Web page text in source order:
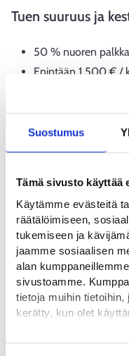
Suostumus
Tämä sivusto käyttää
Käytämme evästeitä
räätälöimiseen,
tukemiseen ja
jaamme sosiaalisen
alan
sivustoamme.
tietoja muihin tietoihin,
kerätty, kun olet
Löydät tietoa
Tuen suuruus ja
50 % nuoren
Enintään 1 500 € /
Tukea voidaan
määräaikaiseen
kuukaudeksi
Työsuhde voi olla
Kuka tukea voi
Tukea voidaan
työnhakijan
koskevan sopimuksen
Lue lisää Nuorten